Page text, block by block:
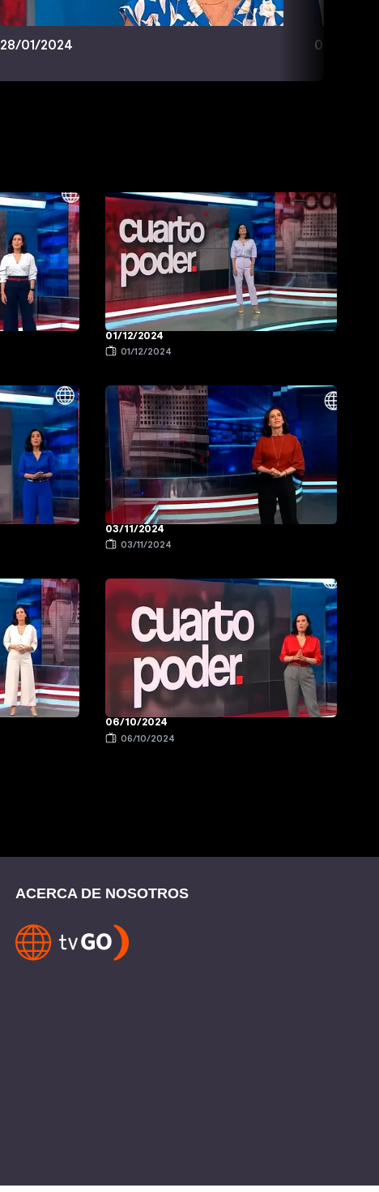
28/01/2024 04/02/
01/12/2024
01/12/2024
03/11/2024
03/11/2024
06/10/2024
06/10/2024
ACERCA DE NOSOTROS